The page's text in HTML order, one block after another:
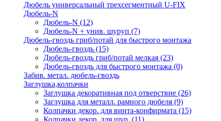
Дюбель универсальный трехсегментный U-FIX
Дюбель-N
Дюбель-N (12)
Дюбель-N + унив. шуруп (7)
Дюбель-гвоздь гриб/потай для быстрого монтажа
Дюбель-гвоздь (15)
Дюбель-гвоздь гриб/потай мелкая (23)
Дюбель-гвоздь для быстрого монтажа (0)
Забив. метал. дюбель-гвоздь
Заглушка,колпачки
Заглушка декоративная под отверствие (26)
Заглушка для металл. рамного дюбеля (9)
Колпачки декор. для винта-конфирмата (15)
Колпачки декор. для шур. (11)